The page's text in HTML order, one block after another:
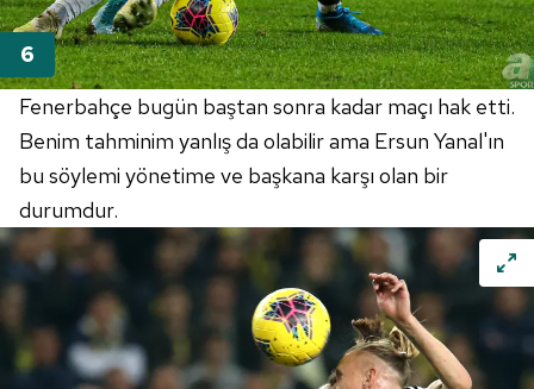
Fenerbahçe bugün baştan sonra kadar maçı hak etti.
Benim tahminim yanlış da olabilir ama Ersun Yanal'ın
bu söylemi yönetime ve başkana karşı olan bir
durumdur.